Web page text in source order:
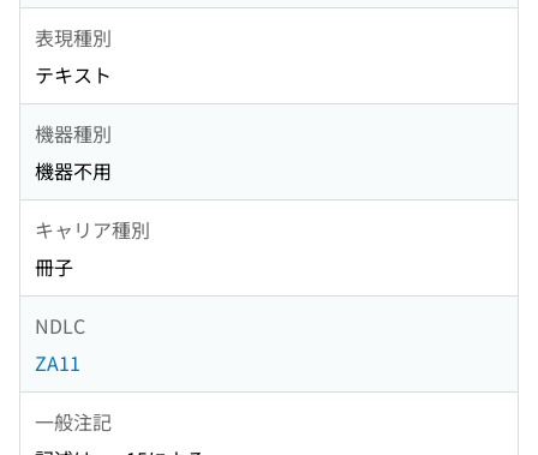
表現種別
テキスト
機器種別
機器不用
キャリア種別
冊子
NDLC
ZA11
一般注記